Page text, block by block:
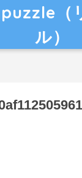
（
ル）